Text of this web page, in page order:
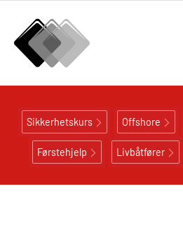
Sikkerhetskurs Offshore
Førstehjelp Livbåtfører